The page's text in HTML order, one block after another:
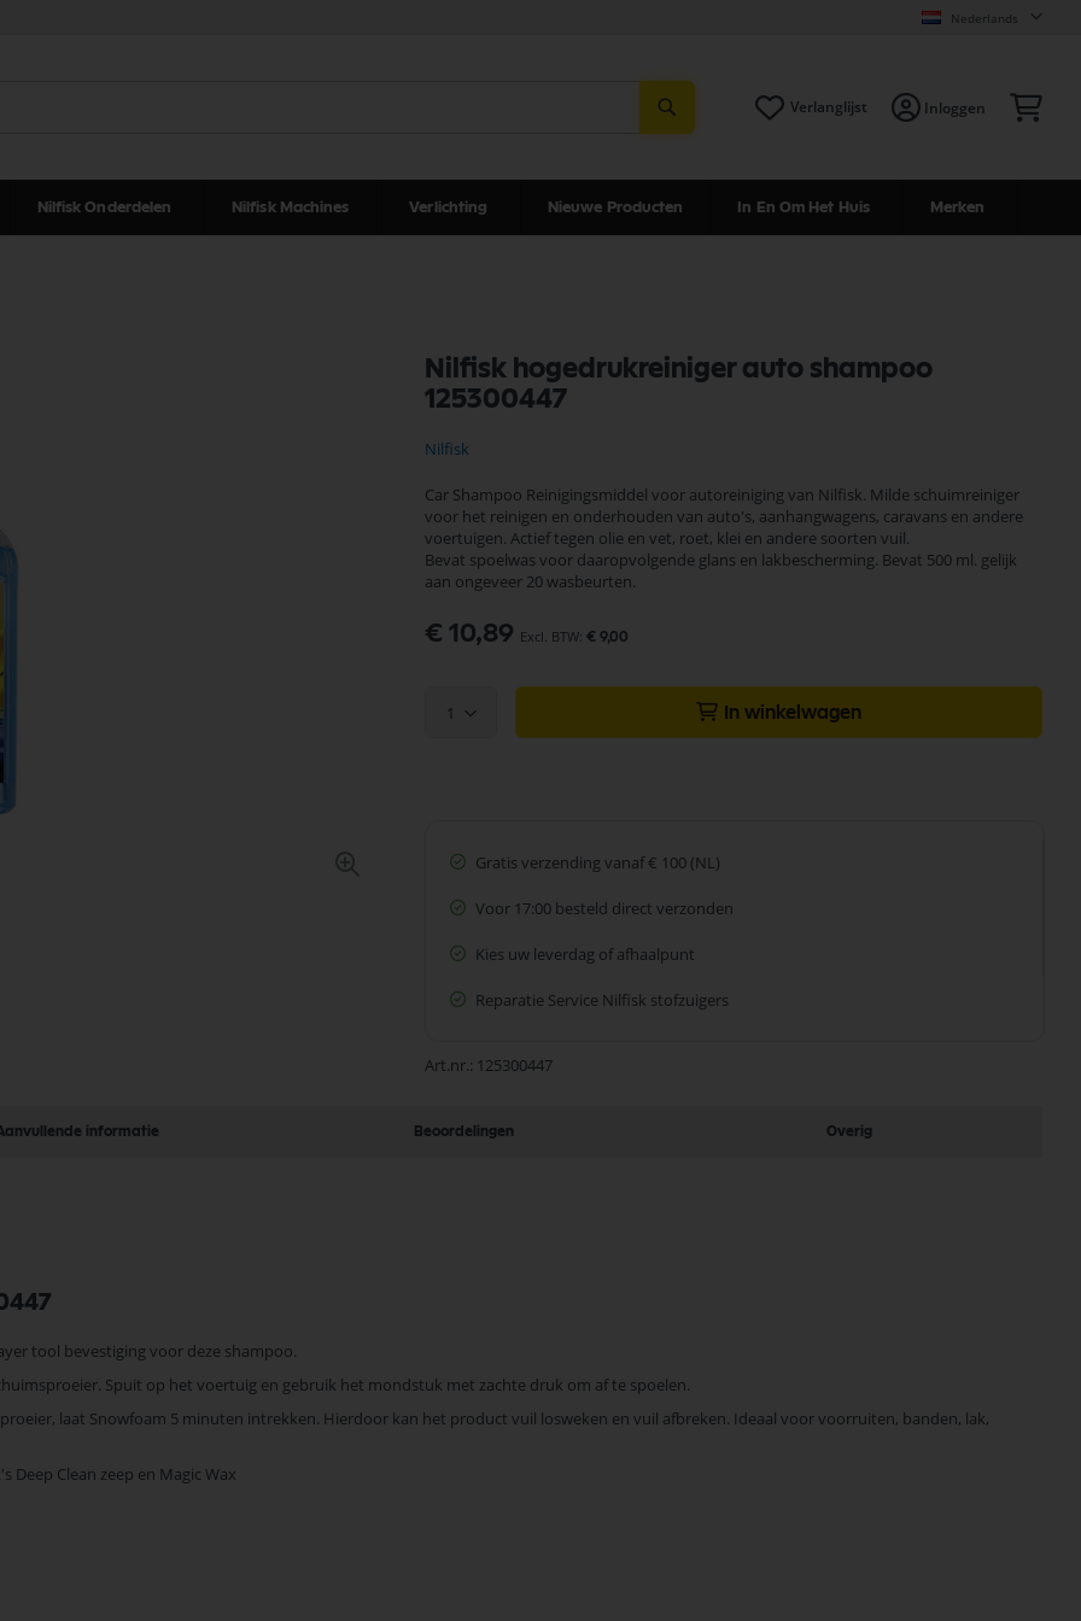
Nederlands
Verlanglijst Inloggen
Nilfisk Onderdelen Nilfisk Machines Verlichting Nieuwe Producten In En Om Het Huis Merken
Nilfisk hogedrukreiniger auto shampoo
125300447
Nilfisk
Car Shampoo Reinigingsmiddel voor autoreiniging van Nilfisk. Milde schuimreiniger
voor het reinigen en onderhouden van auto's, aanhangwagens, caravans en andere
voertuigen. Actief tegen olie en vet, roet, klei en andere soorten vuil.
Bevat spoelwas voor daaropvolgende glans en lakbescherming. Bevat 500 ml. gelijk
aan ongeveer 20 wasbeurten.
€ 10,89 € 9,00
1 In winkelwagen
Gratis verzending vanaf € 100 (NL)
Voor 17:00 besteld direct verzonden
Kies uw leverdag of afhaalpunt
Reparatie Service Nilfisk stofzuigers
Art.nr. 125300447
informatie Beoordelingen Overig
tool bevestiging voor deze shampoo.
Spuit op het voertuig en gebruik het mondstuk met zachte druk om af te spoelen.
laat Snowfoam 5 minuten intrekken. Hierdoor kan het product vuil losweken en vuil afbreken. Ideaal voor voorruiten, banden, lak,
Clean zeep en Magic Wax